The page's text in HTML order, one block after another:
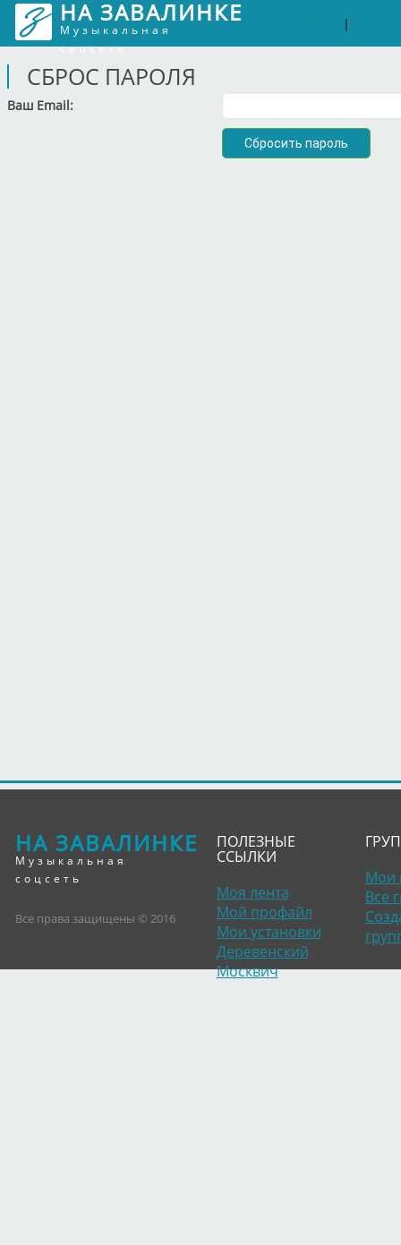
НА ЗАВАЛИНКЕ
Музыкальная
соцсеть
|
СБРОС ПАРОЛЯ
Ваш Email:
НА ЗАВАЛИНКЕ
Музыкальная
соцсеть
Все права защищены © 2016
ПОЛЕЗНЫЕ
ССЫЛКИ
Моя лента
Мой профайл
Мои установки
Деревенский
Москвич
Мои
Все